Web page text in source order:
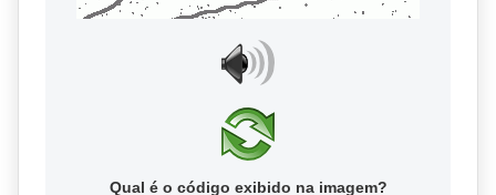
Qual é o código exibido na imagem?